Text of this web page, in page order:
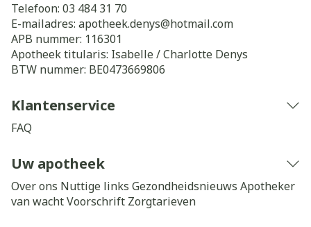
Telefoon: 03 484 31 70
E-mailadres: apotheek.denys@hotmail.com
APB nummer: 116301
Apotheek titularis: Isabelle / Charlotte Denys
BTW nummer: BE0473669806
Klantenservice
FAQ
Uw apotheek
Over ons Nuttige links Gezondheidsnieuws Apotheker
van wachtVoorschrift Zorgtarieven